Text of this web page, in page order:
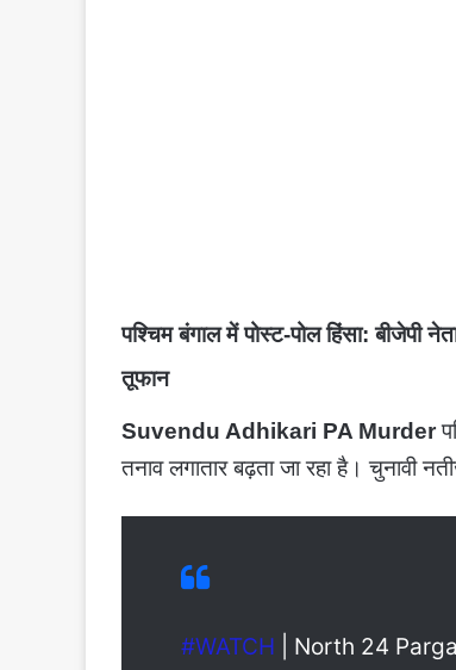
पश्चिम बंगाल में पोस्ट-पोल हिंसा: बीजेपी
तूफान
Suvendu Adhikari PA Murder
तनाव लगातार बढ़ता जा रहा है। चुनावी
#WATCH | North 24